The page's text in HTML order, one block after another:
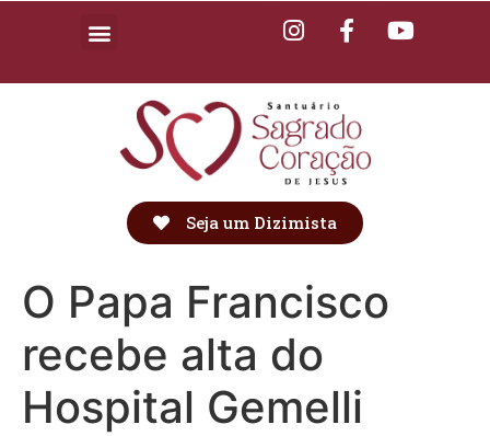
Seja um Dizimista
O Papa Francisco
recebe alta do
Hospital Gemelli